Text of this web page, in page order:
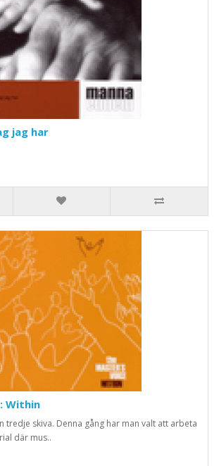
jag har
Within
tredje skiva. Denna gång har man valt att arbeta
där mus..